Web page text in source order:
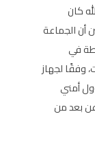
كان
أن الجماعة
في
وفقًا لجهاز
أمني
بعد من